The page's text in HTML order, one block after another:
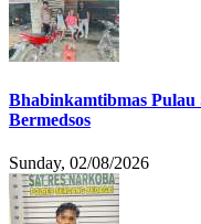
Bhabinkamtibmas
Bermedsos
Sunday, 02/08/2026